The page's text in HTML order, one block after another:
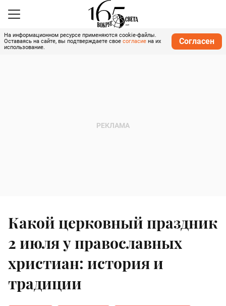
На информационном ресурсе применяются cookie-файлы.
Оставаясь на сайте, вы подтверждаете свое согласие на их
использование.
Согласен
Какой церковный праздник
2 июля у православных
христиан: история и
традиции